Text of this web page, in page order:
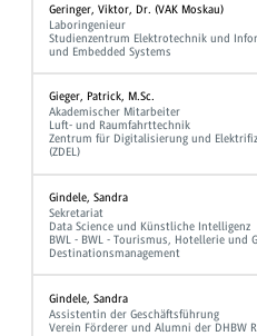
Geringer, Viktor, Dr. (VAK Moskau)
Laboringenieur
Studienzentrum Elektrotechnik und
und Embedded Systems
Gieger, Patrick, M.Sc.
Akademischer Mitarbeiter
Luft- und Raumfahrttechnik
Zentrum für Digitalisierung und
(ZDEL)
Gindele, Sandra
Sekretariat
Data Science und Künstliche Intelligenz
BWL - BWL - Tourismus, Hotellerie und
Destinationsmanagement
Gindele, Sandra
Assistentin der Geschäftsführung
Verein Förderer und Alumni der DHBW